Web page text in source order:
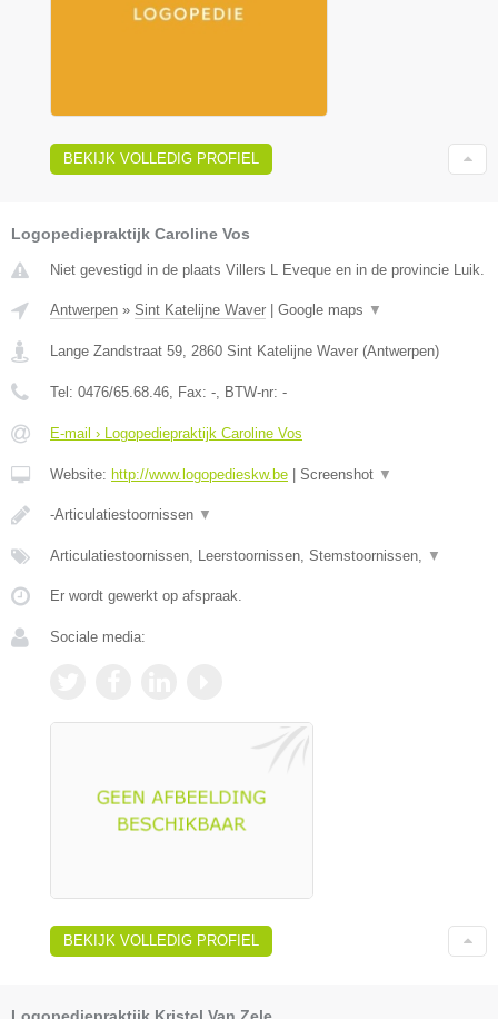
BEKIJK VOLLEDIG PROFIEL
Logopediepraktijk Caroline Vos
Niet gevestigd in de plaats Villers L Eveque en in de provincie Luik.
Antwerpen » Sint Katelijne Waver Google maps ▼
Lange Zandstraat 59, 2860 Sint Katelijne Waver (Antwerpen)
Tel: 0476/65.68.46, Fax: -, BTW-nr: -
E-mail › Logopediepraktijk Caroline Vos
Website: http://www.logopedieskw.be Screenshot ▼
-Articulatiestoornissen ▼
Articulatiestoornissen, Leerstoornissen, Stemstoornissen, ▼
Er wordt gewerkt op afspraak.
Sociale media:
BEKIJK VOLLEDIG PROFIEL
Logopediepraktijk Kristel Van Zele